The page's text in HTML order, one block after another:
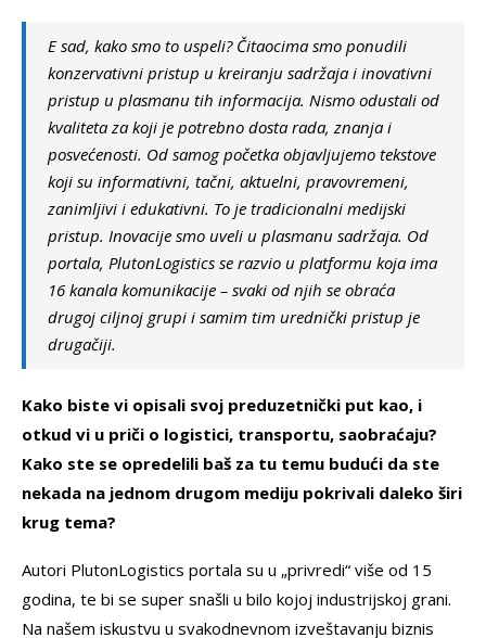
E sad, kako smo to uspeli? Čitaocima smo ponudili
konzervativni pristup u kreiranju sadržaja i inovativni
pristup u plasmanu tih informacija. Nismo odustali od
kvaliteta za koji je potrebno dosta rada, znanja i
posvećenosti. Od samog početka objavljujemo tekstove
koji su informativni, tačni, aktuelni, pravovremeni,
zanimljivi i edukativni. To je tradicionalni medijski
pristup. Inovacije smo uveli u plasmanu sadržaja. Od
portala, PlutonLogistics se razvio u platformu koja ima
16 kanala komunikacije – svaki od njih se obraća
drugoj ciljnoj grupi i samim tim urednički pristup je
drugačiji.
Kako biste vi opisali svoj preduzetnički put kao, i
otkud vi u priči o logistici, transportu, saobraćaju?
Kako ste se opredelili baš za tu temu budući da ste
nekada na jednom drugom mediju pokrivali daleko širi
krug tema?
Autori PlutonLogistics portala su u „privredi“ više od 15
godina, te bi se super snašli u bilo kojoj industrijskoj grani.
Na našem iskustvu u svakodnevnom izveštavanju biznis